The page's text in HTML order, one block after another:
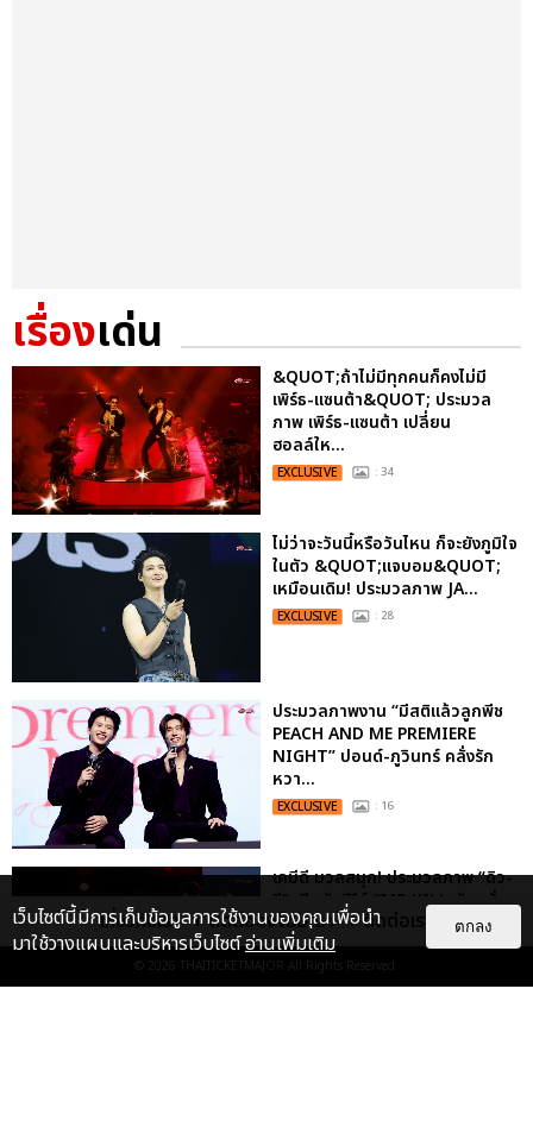
เรื่องเด่น
&QUOT;ถ้าไม่มีทุกคนก็คงไม่มี
เพิร์ธ-แซนต้า&QUOT; ประมวล
ภาพ เพิร์ธ-แซนต้า เปลี่ยน
ฮอลล์ให...
EXCLUSIVE : 34
ไม่ว่าจะวันนี้หรือวันไหน ก็จะยังภูมิใจ
ในตัว &QUOT;แจบอม&QUOT;
เหมือนเดิม! ประมวลภาพ JA...
EXCLUSIVE : 28
ประมวลภาพงาน “มีสติแล้วลูกพีช
PEACH AND ME PREMIERE
NIGHT” ปอนด์-ภูวินทร์ คลั่งรัก
หวา...
EXCLUSIVE : 16
เคมีดี มวลสนุก! ประมวลภาพ “ดิว-
ธี” เปิดตัวซีรีส์ “MR.KILL มังงะสั่ง
ตาย” ในงาน “MR.KILL...
EXCLUSIVE : 14
เกี่ยวกับเรา ติดต่อลงโฆษณา ติดต่อเรา
© 2026 THAITICKETMAJOR All Rights Reserved.
เว็บไซต์นี้มีการเก็บข้อมูลการใช้งานของคุณเพื่อนำ
มาใช้วางแผนและบริหารเว็บไซต์อ่านเพิ่มเติม
ตกลง